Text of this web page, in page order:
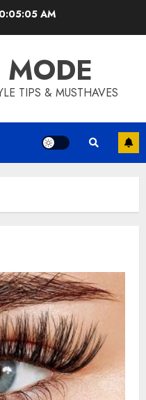
AM
TIPS & MUSTHAVES